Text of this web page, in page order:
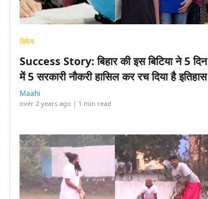
विमेन
Success Story: बिहार की इस बिटिया ने 5 दिन
में 5 सरकारी नौकरी हासिल कर रच दिया है इतिहास
Maahi
over 2 years ago | 1 min read